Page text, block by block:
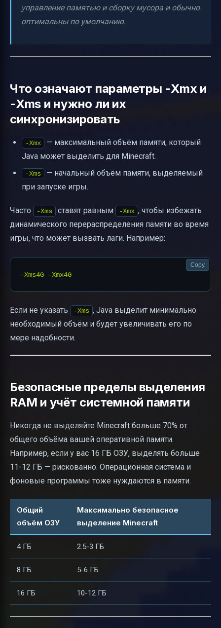
управление памятью и сборку мусора и обычно
оптимальны по умолчанию.
Что означают параметры -Xmx и
-Xms и нужно ли их
синхронизировать
-Xmx
— максимальный объём памяти, который
Java может выделить для Minecraft.
-Xms
— начальный объём памяти, выделяемый
при запуске игры.
Часто -Xms ставят равным -Xmx , чтобы избежать
динамического перераспределения памяти во время
игры, что может вызвать лаги. Например:
Copy
Если не указать -Xms , Java выделит минимально
необходимый объём и будет увеличивать его по
мере надобности.
Безопасные пределы выделения
RAM и учёт системной памяти
Никогда не выделяйте Minecraft больше 70% от
общего объёма вашей оперативной памяти.
Например, если у вас 16 ГБ ОЗУ, выделять больше
11-12 ГБ — рискованно. Операционная система и
фоновые программы тоже нуждаются в памяти.
Общий
объём ОЗУ
Максимально безопасное
выделение Minecraft
4 ГБ 2.5-3 ГБ
8 ГБ 5-6 ГБ
16 ГБ 10-12 ГБ